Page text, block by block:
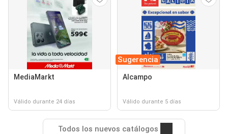
MediaMarkt
Válido durante 24 días
Sugerencia
Alcampo
Válido durante 5 días
Todos los nuevos catálogos